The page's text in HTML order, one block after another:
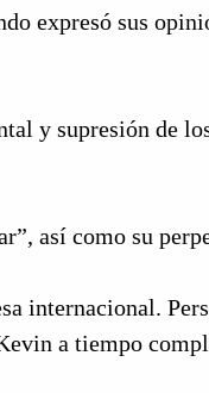
expresó sus
y supresión de
así como su
internacional.
a tiempo